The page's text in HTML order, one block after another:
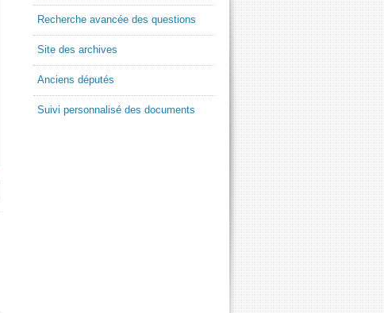
Recherche avancée des questions
Site des archives
Anciens députés
Suivi personnalisé des documents